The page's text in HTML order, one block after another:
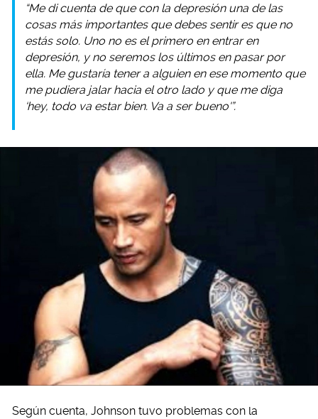
“Me di cuenta de que con la depresión una de las
cosas más importantes que debes sentir es que no
estás solo. Uno no es el primero en entrar en
depresión, y no seremos los últimos en pasar por
ella. Me gustaría tener a alguien en ese momento que
me pudiera jalar hacia el otro lado y que me diga
‘hey, todo va estar bien. Va a ser bueno'”.
Según cuenta, Johnson tuvo problemas con la